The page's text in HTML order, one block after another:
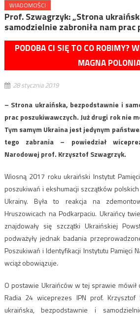
WIADOMOŚCI
Prof. Szwagrzyk: „Strona
samodzielnie zabroniła nam prac
PODOBA CI SIĘ TO CO ROBIMY?
MAGNA
28 stycznia 2019
– Strona ukraińska, bezpodstawnie i
prac poszukiwawczych. Już drugi rok nie
Tym samym Ukraina jest jedynym
tego zabrania – powiedział
Narodowej prof. Krzysztof Szwagrzyk.
Wiosną 2017 roku ukraiński Instytut
poszukiwań i ekshumacji szczątków
Ukrainy. Była to reakcja na
Hruszowicach na Podkarpaciu. Ukraińcy
znajdowały się szczątki Ukraińskiej
podważyły jednak badania
Poszukiwań i Identyfikacji Instytutu Pamięci
wciąż obowiązuje.
O postawie Ukraińców w tej sprawie mówił
Radia 24 wiceprezes IPN prof.
ukraińska, bezpodstawnie i